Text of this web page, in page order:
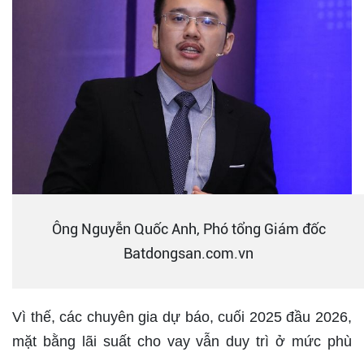
Ông Nguyễn Quốc Anh, Phó tổng Giám đốc
Batdongsan.com.vn
Vì thế, các chuyên gia dự báo, cuối 2025 đầu 2026,
mặt bằng lãi suất cho vay vẫn duy trì ở mức phù